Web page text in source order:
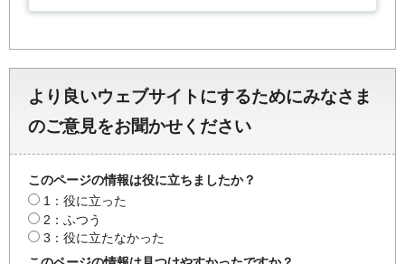
より良いウェブサイトにするためにみなさま
のご意見をお聞かせください
このページの情報は役に立ちましたか？
1：役に立った
2：ふつう
3：役に立たなかった